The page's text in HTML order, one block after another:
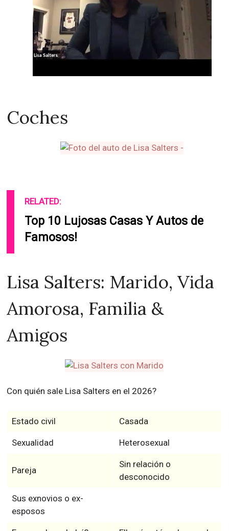
Coches
RELATED:
Top 10 Lujosas Casas Y Autos de
Famosos!
Lisa Salters: Marido, Vida
Amorosa, Familia &
Amigos
Con quién sale Lisa Salters en el 2026?
Estado civil Casada
Sexualidad Heterosexual
Pareja
Sin relación o
desconocido
Sus exnovios o ex-
esposos